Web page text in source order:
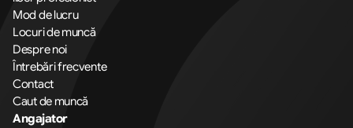
Mod de lucru
Locuri de muncă
Despre noi
Întrebări frecvente
Contact
Caut de muncă
Angajator